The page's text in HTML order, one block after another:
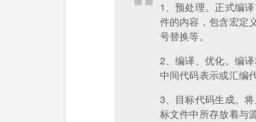
1、预处理。正式编
件的内容，包含宏定
号替换等。
2、编译、优化。编
中间代码表示或汇编代
3、目标代码生成。
标文件中所存放着与